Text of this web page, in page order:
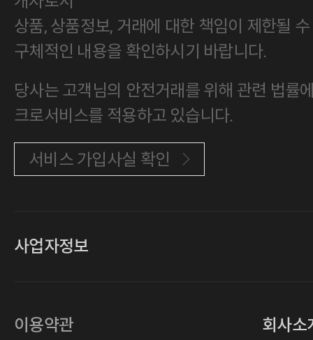
상품, 상품정보, 거래에 대한 책임이 제한될
구체적인 내용을 확인하시기 바랍니다.
당사는 고객님의 안전거래를 위해 관련 법률
크로서비스를 적용하고 있습니다.
서비스 가입사실 확인
사업자정보
사업자등록번호
이용약관
회사소